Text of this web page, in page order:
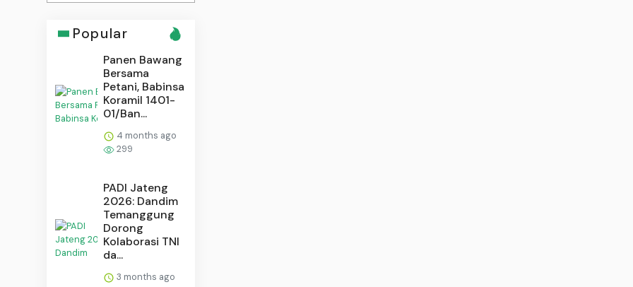
Popular
Panen Bawang
Bersama
Petani, Babinsa
Koramil 1401-
01/Ban...
4 months ago
299
PADI Jateng
2026: Dandim
Temanggung
Dorong
Kolaborasi TNI
da...
3 months ago